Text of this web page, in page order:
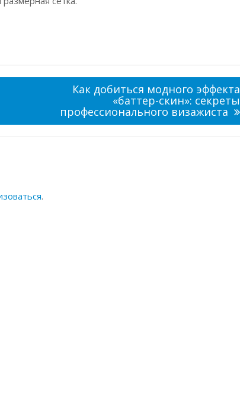
Как добиться модного эффекта
«баттер-скин»: секреты
профессионального визажиста
.